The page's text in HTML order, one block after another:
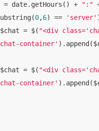
= date.getHours() + ":"
0,6) == 'server'
$chat = $( "<div
container'
$chat = $( "<div
container'